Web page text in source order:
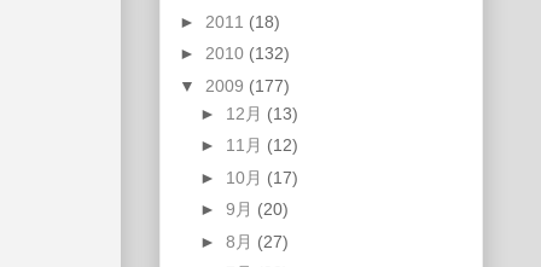
► 2011 (18)
► 2010 (132)
▼ 2009 (177)
► 12月 (13)
► 11月 (12)
► 10月 (17)
► 9月 (20)
► 8月 (27)